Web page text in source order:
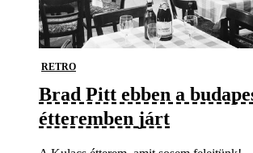
RETRO
Brad Pitt ebben a
étteremben járt